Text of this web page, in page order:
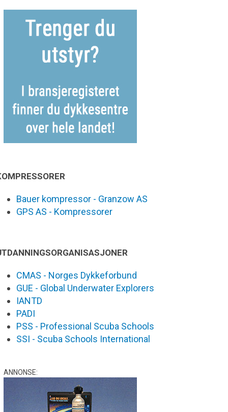
Bauer kompressor - Granzow AS
GPS AS - Kompressorer
CMAS - Norges Dykkeforbund
GUE - Global Underwater Explorers
IANTD
PADI
PSS - Professional Scuba Schools
SSI - Scuba Schools International
ANNONSE: